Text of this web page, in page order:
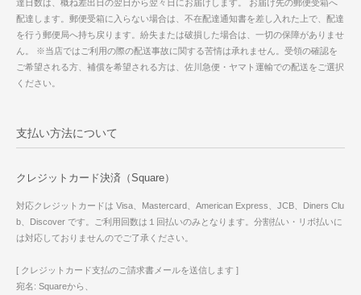
達日数は、概ね差出日の翌日から翌々日にお届けします。 お届け先の郵便受箱へ
配達します。郵便受箱に入らない場合は、不在配達通知書を差し入れた上で、配達
を行う郵便局へ持ち戻ります。紛失または破損した場合は、一切の保障がありませ
ん。 ※当店ではご利用の際の配送事故に関する苦情は承れません。受領の確認を
ご希望される方、補償を希望される方は、佐川急便・ヤマト運輸での配送をご選択
ください。
支払い方法について
クレジットカード決済（Square）
対応クレジットカードは Visa、Mastercard、American Express、JCB、Diners Clu
b、Discover です。ご利用回数は１回払いのみとなります。分割払い・リボ払いに
は対応しておりませんのでご了承ください。
[ クレジットカード支払のご請求書メールを送信します ]
宛名: Squareから、